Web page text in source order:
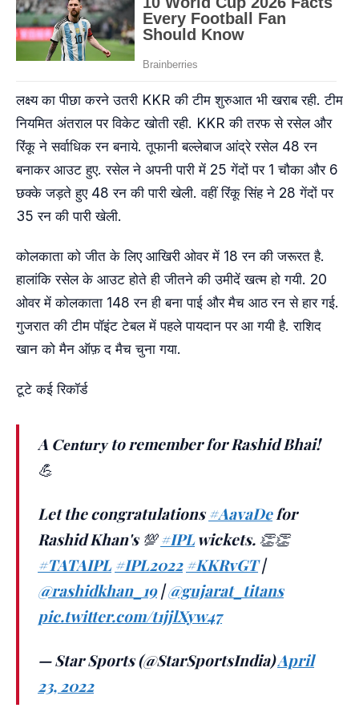
लक्ष्य का पीछा करने उतरी KKR की टीम शुरुआत भी खराब रही. टीम
नियमित अंतराल पर विकेट खोती रही. KKR की तरफ से रसेल और
रिंकू ने सर्वाधिक रन बनाये. तूफानी बल्लेबाज आंद्रे रसेल 48 रन
बनाकर आउट हुए. रसेल ने अपनी पारी में 25 गेंदों पर 1 चौका और 6
छक्के जड़ते हुए 48 रन की पारी खेली. वहीं रिंकू सिंह ने 28 गेंदों पर
35 रन की पारी खेली.
कोलकाता को जीत के लिए आखिरी ओवर में 18 रन की जरूरत है.
हालांकि रसेल के आउट होते ही जीतने की उमीदें खत्म हो गयी. 20
ओवर में कोलकाता 148 रन ही बना पाई और मैच आठ रन से हार गई.
गुजरात की टीम पॉइंट टेबल में पहले पायदान पर आ गयी है. राशिद
खान को मैन ऑफ़ द मैच चुना गया.
टूटे कई रिकॉर्ड
A 𝐂𝐞𝐧𝐭𝐮𝐫𝐲 to remember for Rashid Bhai!
💪
Let the congratulations#AavaDefor
Rashid Khan's 💯#IPLwickets. 👏👏
#TATAIPL #IPL2022 #KKRvGT|
@rashidkhan_19|@gujarat_titans
pic.twitter.com/t1jjlXyw47
— Star Sports (@StarSportsIndia)April
23, 2022